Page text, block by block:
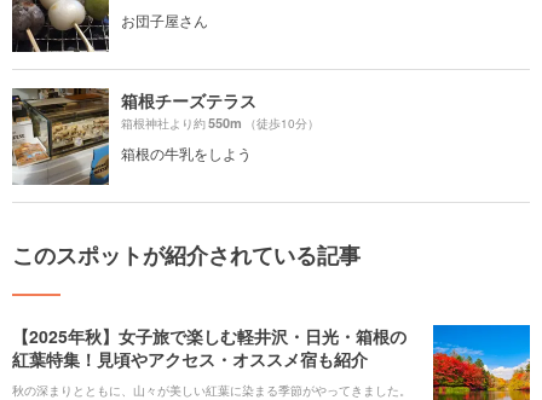
お団子屋さん
箱根チーズテラス
箱根神社より約550m （徒歩10分）
箱根の牛乳をしよう
このスポットが紹介されている記事
【2025年秋】女子旅で楽しむ軽井沢・日光・箱根の
紅葉特集！見頃やアクセス・オススメ宿も紹介
秋の深まりとともに、山々が美しい紅葉に染まる季節がやってきました。